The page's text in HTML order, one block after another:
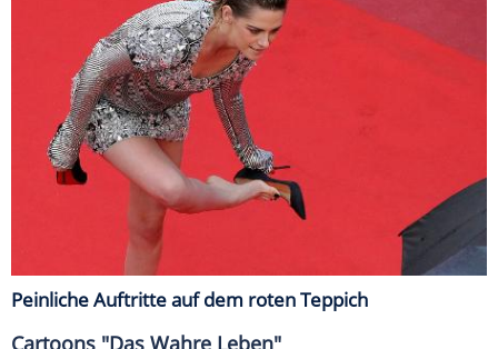
Peinliche Auftritte auf dem roten Teppich